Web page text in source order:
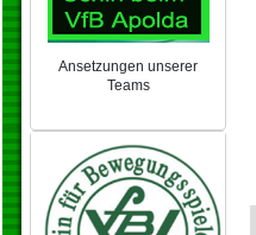
Ansetzungen unserer
Teams